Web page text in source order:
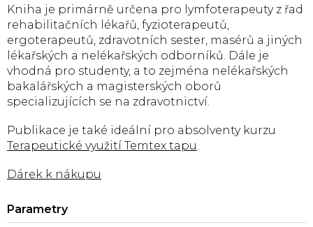
Kniha je primárně určena pro lymfoterapeuty z řad
rehabilitačních lékařů, fyzioterapeutů,
ergoterapeutů, zdravotních sester, masérů a jiných
lékařských a nelékařských odborníků. Dále je
vhodná pro studenty, a to zejména nelékařských
bakalářských a magisterských oborů
specializujících se na zdravotnictví.
Publikace je také ideální pro absolventy kurzu
Terapeutické využití Temtex tapu.
Dárek k nákupu